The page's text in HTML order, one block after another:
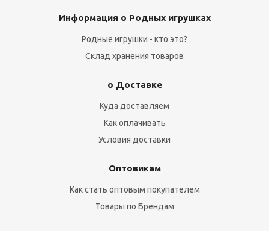
Информация о Родных игрушках
Родные игрушки - кто это?
Склад хранения товаров
о Доставке
Куда доставляем
Как оплачивать
Условия доставки
Оптовикам
Как стать оптовым покупателем
Товары по Брендам